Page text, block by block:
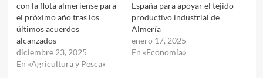
con la flota almeriense para
el próximo año tras los
últimos acuerdos
alcanzados
diciembre 23, 2025
En «Agricultura y Pesca»
España para apoyar el tejido
productivo industrial de
Almería
enero 17, 2025
En «Economía»